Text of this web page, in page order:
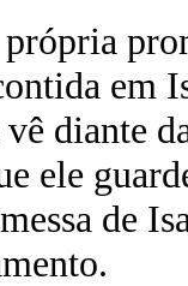
em
diante
ele
de